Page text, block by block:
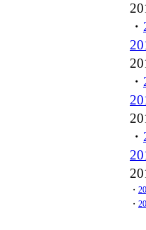
・
・
・
・
・